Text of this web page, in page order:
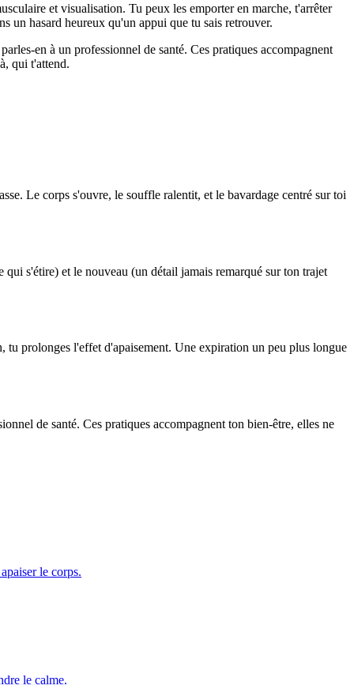
et visualisation. Tu peux les emporter en marche, t'arrêter
un hasard heureux qu'un appui que tu sais retrouver.
en à un professionnel de santé. Ces pratiques accompagnent
qui t'attend.
Le corps s'ouvre, le souffle ralentit, et le bavardage centré sur toi
s'étire) et le nouveau (un détail jamais remarqué sur ton trajet
tu prolonges l'effet d'apaisement. Une expiration un peu plus longue
de santé. Ces pratiques accompagnent ton bien-être, elles ne
le corps.
le calme.